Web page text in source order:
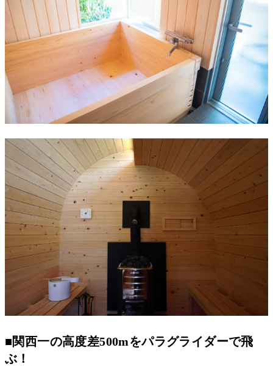
■関西一の高度差500mをパラグライダーで飛
ぶ！